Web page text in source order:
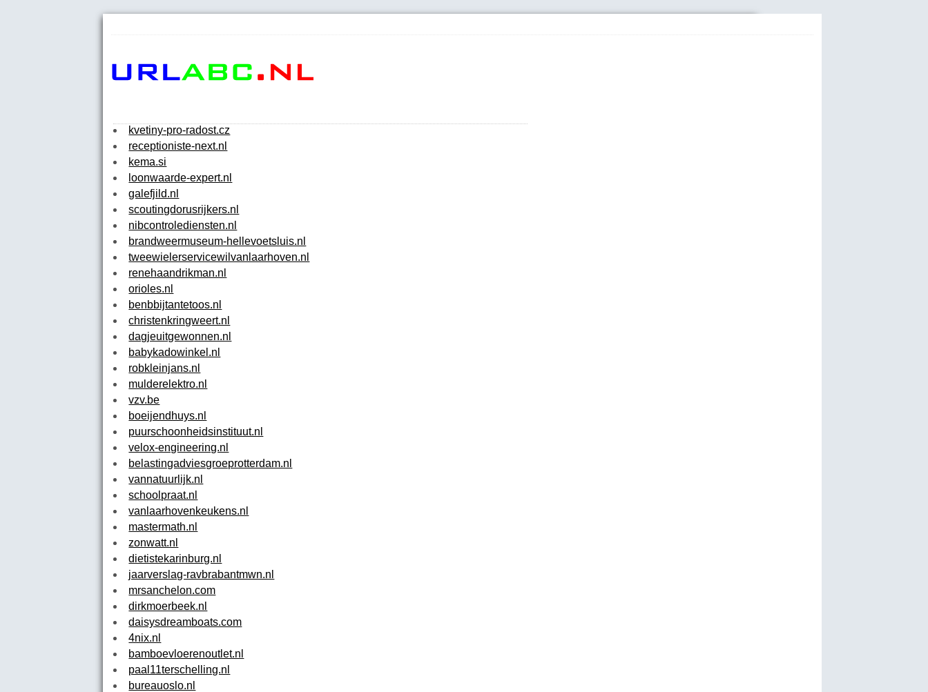
kvetiny-pro-radost.cz
receptioniste-next.nl
kema.si
loonwaarde-expert.nl
galefjild.nl
scoutingdorusrijkers.nl
nibcontrolediensten.nl
brandweermuseum-hellevoetsluis.nl
tweewielerservicewilvanlaarhoven.nl
renehaandrikman.nl
orioles.nl
benbbijtantetoos.nl
christenkringweert.nl
dagjeuitgewonnen.nl
babykadowinkel.nl
robkleinjans.nl
mulderelektro.nl
vzv.be
boeijendhuys.nl
puurschoonheidsinstituut.nl
velox-engineering.nl
belastingadviesgroeprotterdam.nl
vannatuurlijk.nl
schoolpraat.nl
vanlaarhovenkeukens.nl
mastermath.nl
zonwatt.nl
dietistekarinburg.nl
jaarverslag-ravbrabantmwn.nl
mrsanchelon.com
dirkmoerbeek.nl
daisysdreamboats.com
4nix.nl
bamboevloerenoutlet.nl
paal11terschelling.nl
bureauoslo.nl